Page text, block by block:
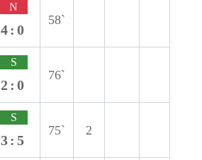
N
4:0
58`
S
2:0
76`
S
3:5
75` 2